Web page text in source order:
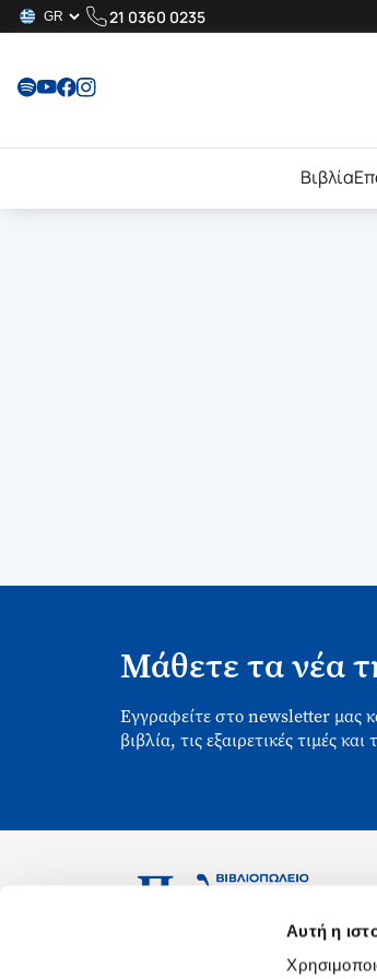
Αυτή η
21 0360 0235
Βιβλία
Μάθετε τα νέα
Εγγραφείτε στο newsletter μας
βιβλία, τις εξαιρετικές τιμές
Ασκληπιού 1-3, Αθήνα 106 79